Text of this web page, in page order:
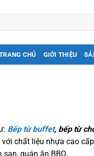
CHỦ GIỚI THIỆU
Bếp từ buffet, bếp từ
chất liệu nhựa cao
quán ăn BBQ.